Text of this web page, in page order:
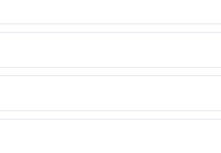
na suchą i mokrą skórę. Zapewnia skuteczną ochronę
uszkodzenia skóry.
staje się zabawą. Wystarczy lekka bryza na mokrej
Butyl Methoxydibenzoylmethane, C12-15 Alkyl
Diethylamino Hydroxybenzoyl Hexyl Benzoate,
Ethylhexyl Hydroxydimethoxy Benzylmalonate, Parfum,
równomiernie i obficie przed ekspozycją na słońce. Nie